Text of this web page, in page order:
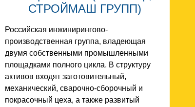
СТРОЙМАШ ГРУПП)
Российская инжинирингово-
производственная группа, владеющая
двумя собственными промышленными
площадками полного цикла. В структуру
активов входят заготовительный,
механический, сварочно-сборочный и
покрасочный цеха, а также развитый